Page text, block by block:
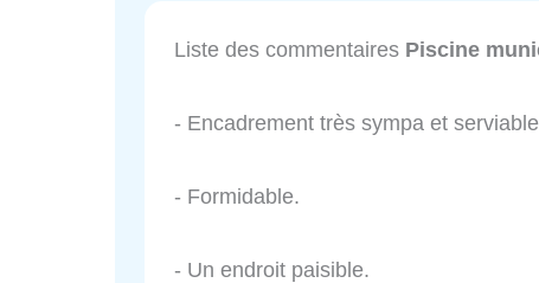
Liste des commentaires Piscine
- Encadrement très sympa et
- Formidable.
- Un endroit paisible.